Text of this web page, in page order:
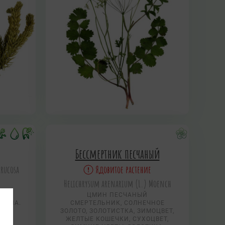
Бессмертник песчаный
Ядовитое растение
Helichrysum arenarium (L.) Moench
ЦМИН ПЕСЧАНЫЙ
СМЕРТЕЛЬНИК, СОЛНЕЧНОЕ
ЗОЛОТО, ЗОЛОТИСТКА, ЗИМОЦВЕТ,
ЖЕЛТЫЕ КОШЕЧКИ, СУХОЦВЕТ,